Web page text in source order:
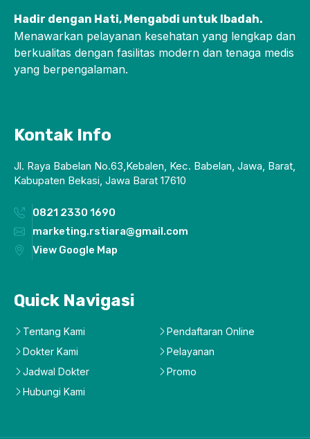
Hadir dengan Hati, Mengabdi untuk Ibadah.
Menawarkan pelayanan kesehatan yang lengkap dan
berkualitas dengan fasilitas modern dan tenaga medis
yang berpengalaman.
Kontak Info
Jl. Raya Babelan No.63,Kebalen, Kec. Babelan, Jawa, Barat,
Kabupaten Bekasi, Jawa Barat 17610
0821 2330 1690
marketing.rstiara@gmail.com
View Google Map
Quick Navigasi
Tentang Kami
Pendaftaran Online
Dokter Kami
Pelayanan
Jadwal Dokter
Promo
Hubungi Kami